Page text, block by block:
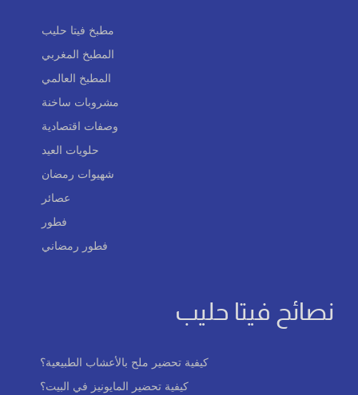
مطبخ فيتا حليب
المطبخ المغربي
المطبخ العالمي
مشروبات ساخنة
وصفات اقتصادية
حلويات العيد
شهيوات رمضان
عصائر
فطور
فطور رمضاني
نصائح فيتا حليب
كيفية تحضير ملح بالأعشاب الطبيعية؟
كيفية تحضير المايونيز في البيت؟